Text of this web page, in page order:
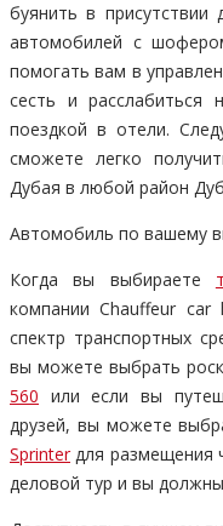
буянить в присутствии
автомобилей с
помогать вам в
сесть и расслабиться
поездкой в отели.
сможете легко
Дубая в любой район
Автомобиль по вашему
Когда вы выбираете
компании Chauffeur
спектр транспортных
вы можете выбрать
560 или если вы
друзей, вы можете
Sprinterдля размещения
деловой тур и вы